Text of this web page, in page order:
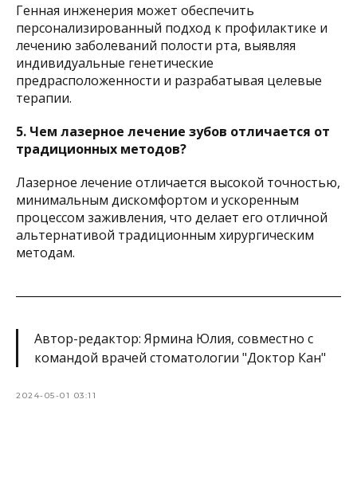
Генная инженерия может обеспечить
персонализированный подход к профилактике и
лечению заболеваний полости рта, выявляя
индивидуальные генетические
предрасположенности и разрабатывая целевые
терапии.
5. Чем лазерное лечение зубов отличается от
традиционных методов?
Лазерное лечение отличается высокой точностью,
минимальным дискомфортом и ускоренным
процессом заживления, что делает его отличной
альтернативой традиционным хирургическим
методам.
Автор-редактор: Ярмина Юлия, совместно с
командой врачей стоматологии "Доктор Кан"
2024-05-01 03:11